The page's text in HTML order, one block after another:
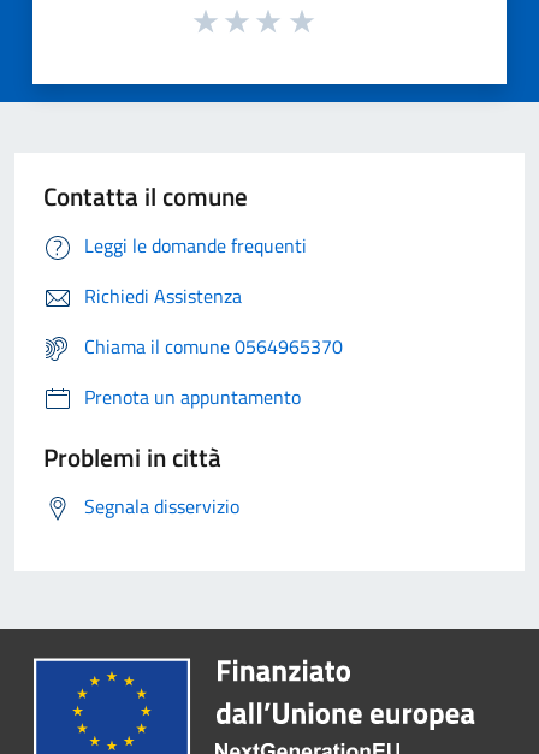
Contatta il comune
Leggi le domande frequenti
Richiedi Assistenza
Chiama il comune 0564965370
Prenota un appuntamento
Problemi in città
Segnala disservizio